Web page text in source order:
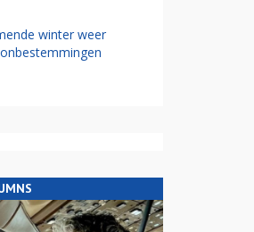
winter weer